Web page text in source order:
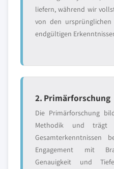
liefern, während wir
von den
endgültigen
2. Primärforschung
Die Primärforschung
Methodik und
Gesamterkenntnissen
Engagement mit
Genauigkeit und